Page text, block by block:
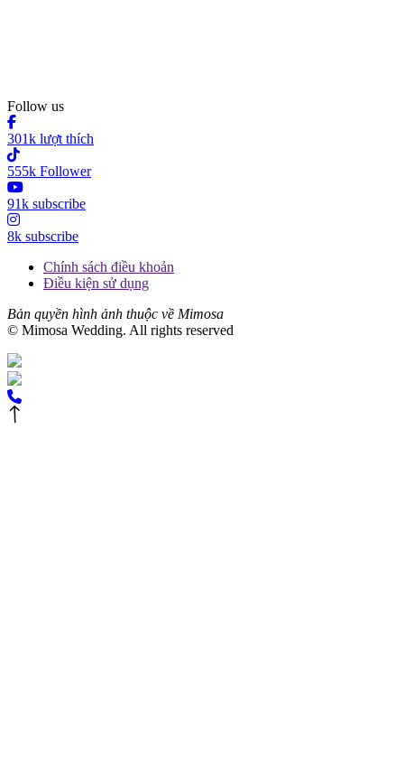
Follow us
301k lượt thích
555k Follower
91k subscribe
8k subscribe
Chính sách điều khoản
Điều kiện sử dụng
Bản quyền hình ảnh thuộc về Mimosa
© Mimosa Wedding. All rights reserved